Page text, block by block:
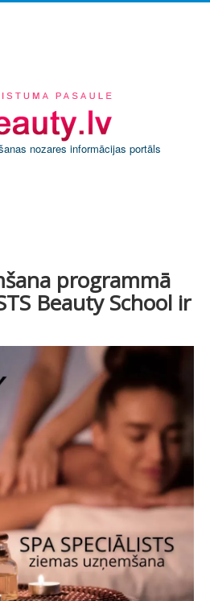
nozares informācijas portāls
programmā
Beauty School ir